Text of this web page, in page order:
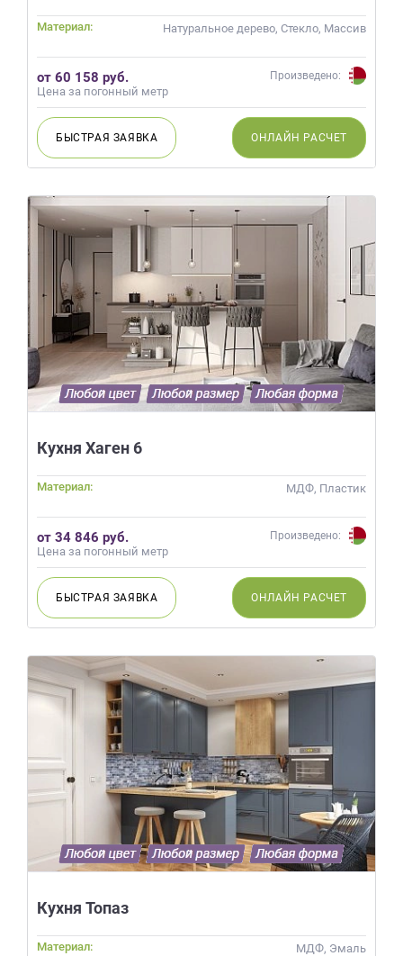
Материал: Натуральное дерево, Стекло, Массив
от 60 158 руб.
Цена за погонный метр
Произведено:
БЫСТРАЯ ЗАЯВКА ОНЛАЙН РАСЧЕТ
Кухня Хаген 6
Материал: МДФ, Пластик
от 34 846 руб.
Цена за погонный метр
Произведено:
БЫСТРАЯ ЗАЯВКА ОНЛАЙН РАСЧЕТ
Кухня Топаз
Материал: МДФ, Эмаль
обработку
Согласие
обработку
данных
метрическими
программами
порядке
условиях
Политики
обработки
персональных
данных.